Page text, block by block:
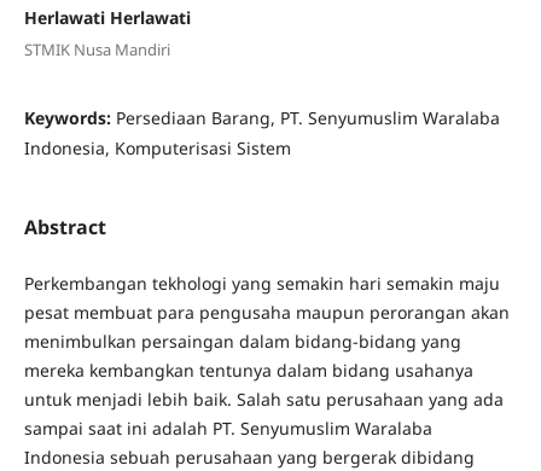
Herlawati Herlawati
STMIK Nusa Mandiri
Keywords: Persediaan Barang, PT. Senyumuslim Waralaba
Indonesia, Komputerisasi Sistem
Abstract
Perkembangan tekhologi yang semakin hari semakin maju
pesat membuat para pengusaha maupun perorangan akan
menimbulkan persaingan dalam bidang-bidang yang
mereka kembangkan tentunya dalam bidang usahanya
untuk menjadi lebih baik. Salah satu perusahaan yang ada
sampai saat ini adalah PT. Senyumuslim Waralaba
Indonesia sebuah perusahaan yang bergerak dibidang